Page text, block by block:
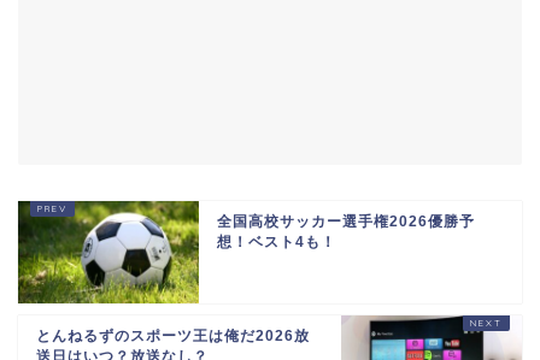
全国高校サッカー選手権2026優勝予
想！ベスト4も！
とんねるずのスポーツ王は俺だ2026放
送日はいつ？放送なし？